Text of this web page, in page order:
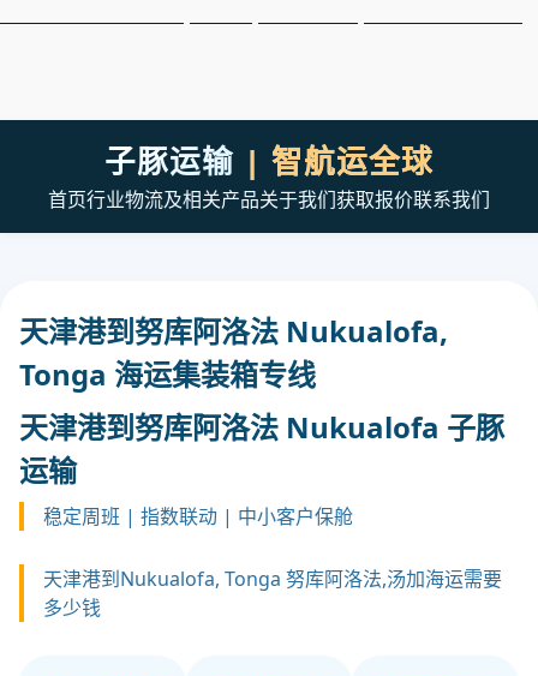
子豚运输 | 智航运全球
首页行业物流及相关产品关于我们获取报价联系我们
天津港到努库阿洛法 Nukualofa,
Tonga 海运集装箱专线
天津港到努库阿洛法 Nukualofa 子豚
运输
稳定周班 | 指数联动 | 中小客户保舱
天津港到Nukualofa, Tonga 努库阿洛法,汤加海运需要
多少钱